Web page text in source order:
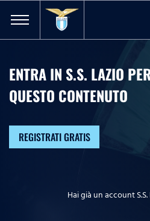
ENTRA IN S.S. LAZIO
QUESTO CONTENUTO
REGISTRATI GRATIS
Hai già un account